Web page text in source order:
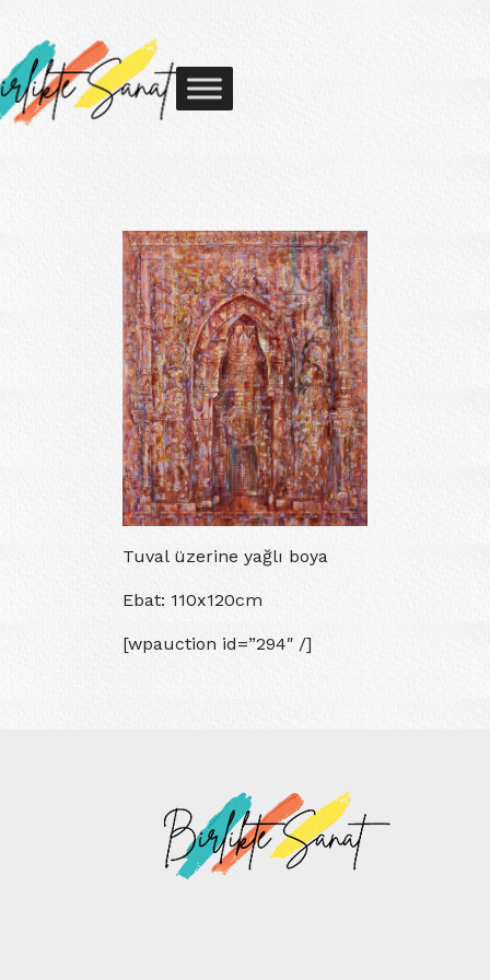
Tuval üzerine yağlı boya
Ebat: 110x120cm
[wpauction id=”294″ /]